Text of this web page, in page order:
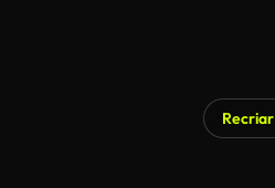
Recriar